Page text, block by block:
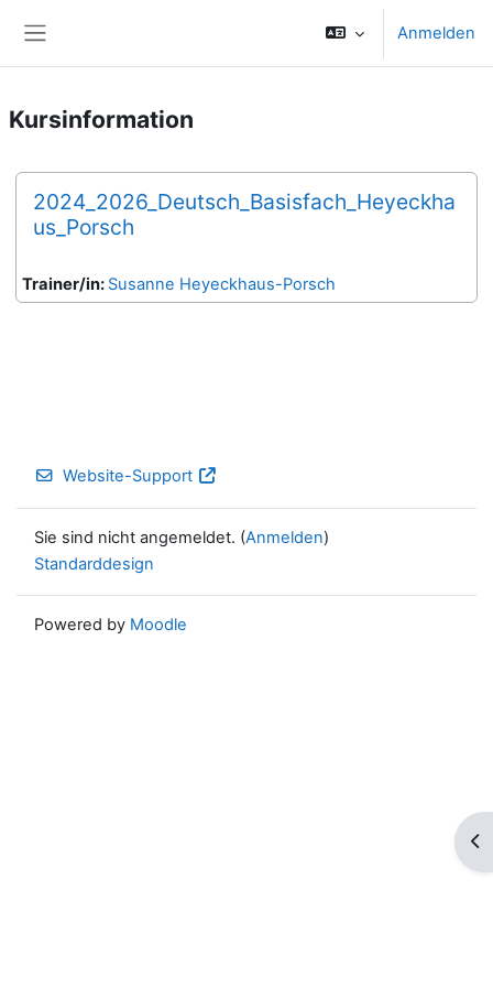
Anmelden
Kursinformation
2024_2026_Deutsch_Basisfach_Heyeckha
us_Porsch
Trainer/in: Susanne Heyeckhaus-Porsch
Website-Support
Sie sind nicht angemeldet. (Anmelden)
Standarddesign
Powered by Moodle